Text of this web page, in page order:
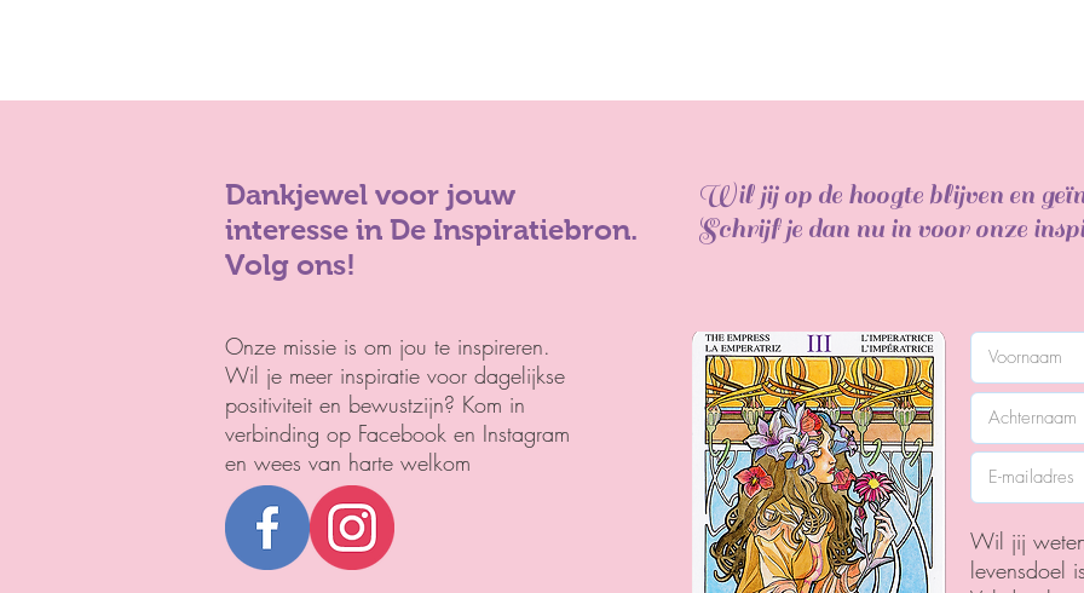
Dankjewel voor jouw
interesse in De Inspiratiebron.
Volg ons!
Wil jij op de hoogte blijven en
Schrijf je dan nu in voor onze
Onze missie is om jou te inspireren.
Wil je meer inspiratie voor dagelijkse
positiviteit en bewustzijn? Kom in
verbinding op Facebook en Instagram
en wees van harte welkom
Wil jij
levensdoel